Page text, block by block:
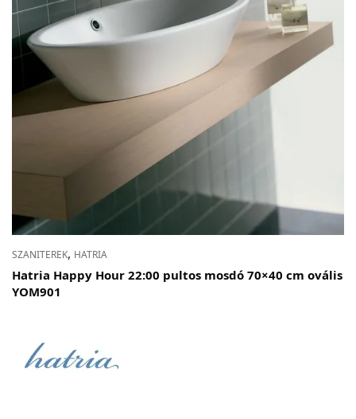
SZANITEREK, HATRIA
Hatria Happy Hour 22:00 pultos mosdó 70×40 cm ovális
YOM901